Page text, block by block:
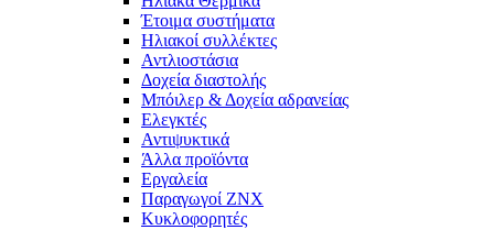
Έτοιμα συστήματα
Ηλιακοί συλλέκτες
Αντλιοστάσια
Δοχεία διαστολής
Μπόιλερ & Δοχεία αδρανείας
Ελεγκτές
Αντιψυκτικά
Άλλα προϊόντα
Εργαλεία
Παραγωγοί ΖΝΧ
Κυκλοφορητές